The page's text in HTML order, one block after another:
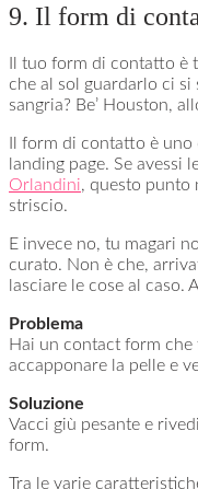
9. Il form di
Il tuo form di contatto è
che al sol guardarlo ci
sangria? Be’ Houston,
Il form di contatto è
landing page. Se avessi
Orlandini, questo punto
striscio.
E invece no, tu magari
curato. Non è che,
lasciare le cose al caso.
Problema
Hai un contact form che
accapponare la pelle e
Soluzione
Vacci giù pesante e
form.
Tra le varie